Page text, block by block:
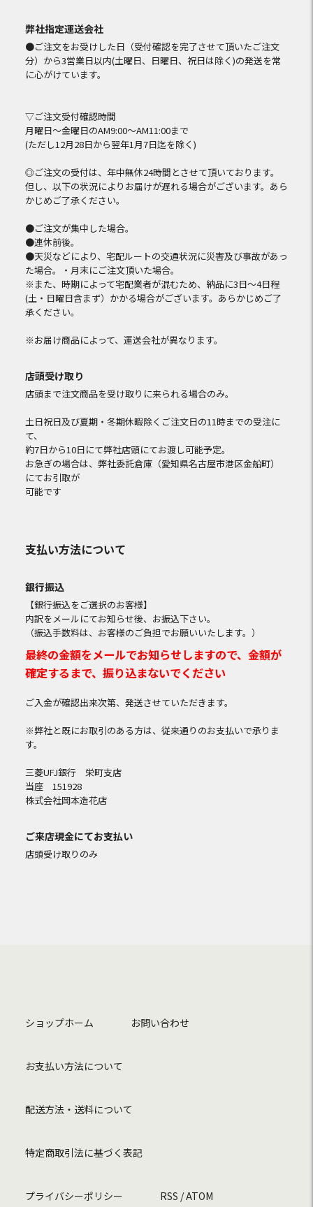
弊社指定運送会社
●ご注文をお受けした日（受付確認を完了させて頂いたご注文
分）から3営業日以内(土曜日、日曜日、祝日は除く)の発送を常
に心がけています。
▽ご注文受付確認時間
月曜日～金曜日のAM9:00～AM11:00まで
(ただし12月28日から翌年1月7日迄を除く)
◎ご注文の受付は、年中無休24時間とさせて頂いております。
但し、以下の状況によりお届けが遅れる場合がございます。あら
かじめご了承ください。
●ご注文が集中した場合。
●連休前後。
●天災などにより、宅配ルートの交通状況に災害及び事故があっ
た場合。・月末にご注文頂いた場合。
※また、時期によって宅配業者が混むため、納品に3日～4日程
(土・日曜日含まず）かかる場合がございます。あらかじめご了
承ください。
※お届け商品によって、運送会社が異なります。
店頭受け取り
店頭まで注文商品を受け取りに来られる場合のみ。
土日祝日及び夏期・冬期休暇除くご注文日の11時までの受注に
て、
約7日から10日にて弊社店頭にてお渡し可能予定。
お急ぎの場合は、弊社委託倉庫（愛知県名古屋市港区金船町）
にてお引取が
可能です
支払い方法について
銀行振込
【銀行振込をご選択のお客様】
内訳をメールにてお知らせ後、お振込下さい。
（振込手数料は、お客様のご負担でお願いいたします。）
最終の金額をメールでお知らせしますので、金額が
確定するまで、振り込まないでください
ご入金が確認出来次第、発送させていただきます。
※弊社と既にお取引のある方は、従来通りのお支払いで承りま
す。
三菱UFJ銀行 栄町支店
当座 151928
株式会社岡本造花店
ご来店現金にてお支払い
店頭受け取りのみ
ショップホーム お問い合わせ
お支払い方法について
配送方法・送料について
特定商取引法に基づく表記
プライバシーポリシー RSS /ATOM